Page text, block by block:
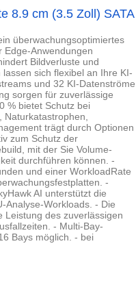
8.9 cm (3.5 Zoll) SATA
überwachungsoptimiertes
Edge-Anwendungen
Bildverluste und
sich flexibel an Ihre KI-
und 32 KI-Datenströme.
sorgen für zuverlässige
% bietet Schutz bei
trägt durch Optionen
zum Schutz der
mit der Sie Volume-
durchführen können. -
und einer WorkloadRate
-
AI unterstützt die
Analyse-Workloads. - Die
Leistung des zuverlässigen
- Multi-Bay-
Bays möglich. - bei